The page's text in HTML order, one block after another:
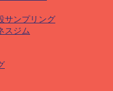
サンプリング
スジム